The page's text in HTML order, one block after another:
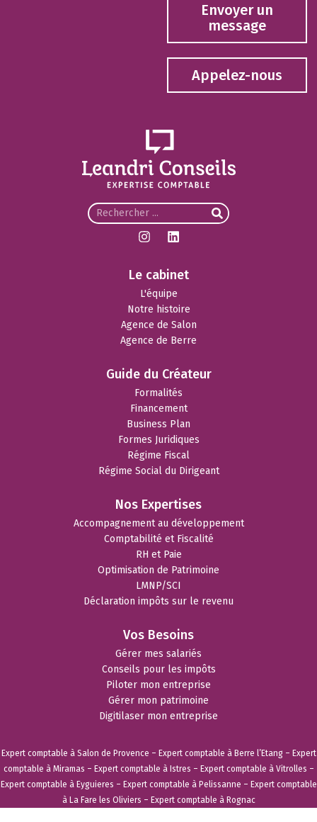
Envoyer un
message
Appelez-nous
Le cabinet
L'équipe
Notre histoire
Agence de Salon
Agence de Berre
Guide du Créateur
Formalités
Financement
Business Plan
Formes Juridiques
Régime Fiscal
Régime Social du Dirigeant
Nos Expertises
Accompagnement au développement
Comptabilité et Fiscalité
RH et Paie
Optimisation de Patrimoine
LMNP/SCI
Déclaration impôts sur le revenu
Vos Besoins
Gérer mes salariés
Conseils pour les impôts
Piloter mon entreprise
Gérer mon patrimoine
Digitilaser mon entreprise
Expert comptable à Salon de Provence – Expert comptable à Berre l’Etang– Expert
comptable à Miramas – Expert comptable à Istres – Expert comptable à Vitrolles –
Expert comptable à Eyguieres – Expert comptable à Pelissanne – Expert comptable
à La Fare les Oliviers – Expert comptable à Rognac